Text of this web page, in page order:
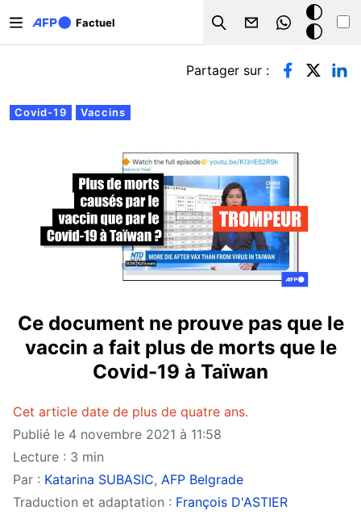
Factuel
Search
Mode
sombre
Onglets principaux
Covid-19 Vaccins
Partager sur :
Ce document ne prouve pas que le
vaccin a fait plus de morts que le
Covid-19 à Taïwan
Cet article date de plus de quatre ans.
Publié le 4 novembre 2021 à 11:58
Lecture : 3 min
Par : Katarina SUBASIC, AFP Belgrade
Traduction et adaptation : François D'ASTIER